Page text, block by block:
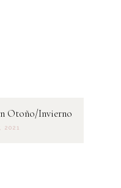
Otoño/Invierno
2021